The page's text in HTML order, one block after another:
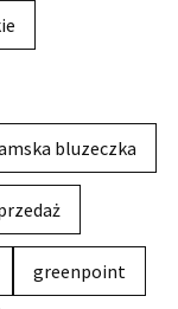
bluzeczka
greenpoint